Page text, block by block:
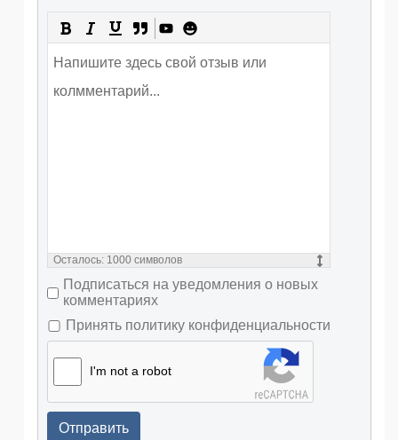
Осталось: 1000 символов
Подписаться на уведомления о новых
комментариях
Принять политику конфиденциальности
I'm not a robot
Отправить